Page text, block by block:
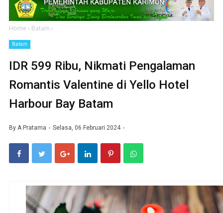
Home › Batam ›
Batam
IDR 599 Ribu, Nikmati Pengalaman
Romantis Valentine di Yello Hotel
Harbour Bay Batam
By A Pratama Selasa, 06 Februari 2024